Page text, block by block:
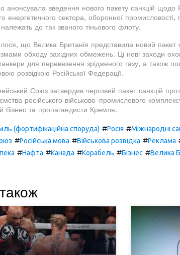
анонсувала введення нового пакету санкцій щодо
енергетичного сектора, оборонної промисловості,
належать до так званого тіньового флоту.
що Велика Британія представила новий пакет
обходу західних обмежень. Ці нові заходи
для перевезення зрідженого газу, а також
розвідкою Російської Федерації.
Союз затвердив черговий пакет санкцій
російського військово-промислового
та пропагандисти Кремля.
(фортифікаційна споруда) #Росія #Міжнародні
#Російська мова #Військова розвідка #Реклама
#Нафта #Канада #Корабель #Бізнес #Велика